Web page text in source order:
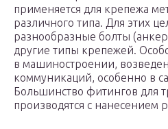
применяется для крепежа
различного типа. Для этих
разнообразные болты
другие типы крепежей.
в машиностроении,
коммуникаций, особенно в
Большинство фитингов для
производятся с нанесением